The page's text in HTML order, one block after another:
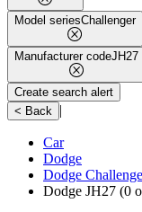
Model seriesChallenger
Manufacturer codeJH27
Create search alert
< Back |
Car
Dodge
Dodge
Dodge JH27 (0